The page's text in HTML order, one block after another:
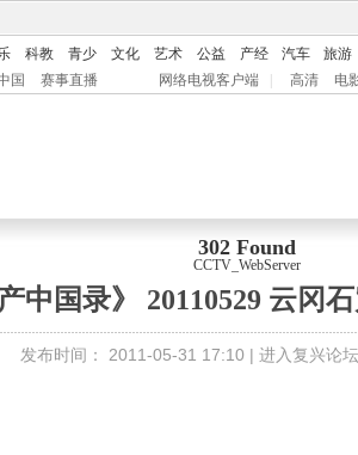
科教 青少 文化 艺术 公益 产经 汽车 旅游
国 赛事直播 网络电视客户端 高清 电
302 Found
CCTV_WebServer
中国录》 20110529 云冈
发布时间： 2011-05-31 17:10 | 进入复兴论坛